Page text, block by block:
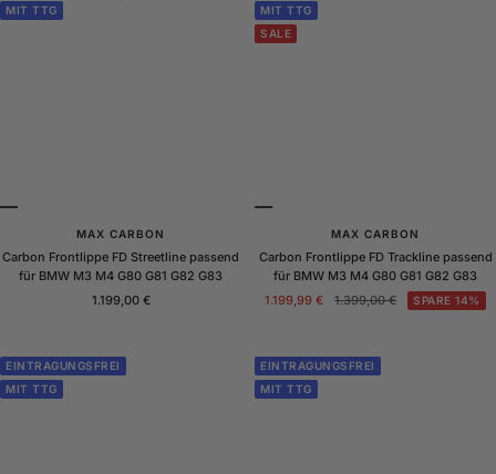
MIT TTG
MAX CARBON
Carbon Frontlippe FD Streetline passend
für BMW M3 M4 G80 G81 G82 G83
Angebotspreis
1.199,00 €
MIT TTG
SALE
MAX CARBON
Carbon Frontlippe FD Trackline passend
für BMW M3 M4 G80 G81 G82 G83
Angebotspreis
1.199,99 €
Regulärer
1.399,00 € SPARE 14%
EINTRAGUNGSFREI
MIT TTG
EINTRAGUNGSFREI
MIT TTG